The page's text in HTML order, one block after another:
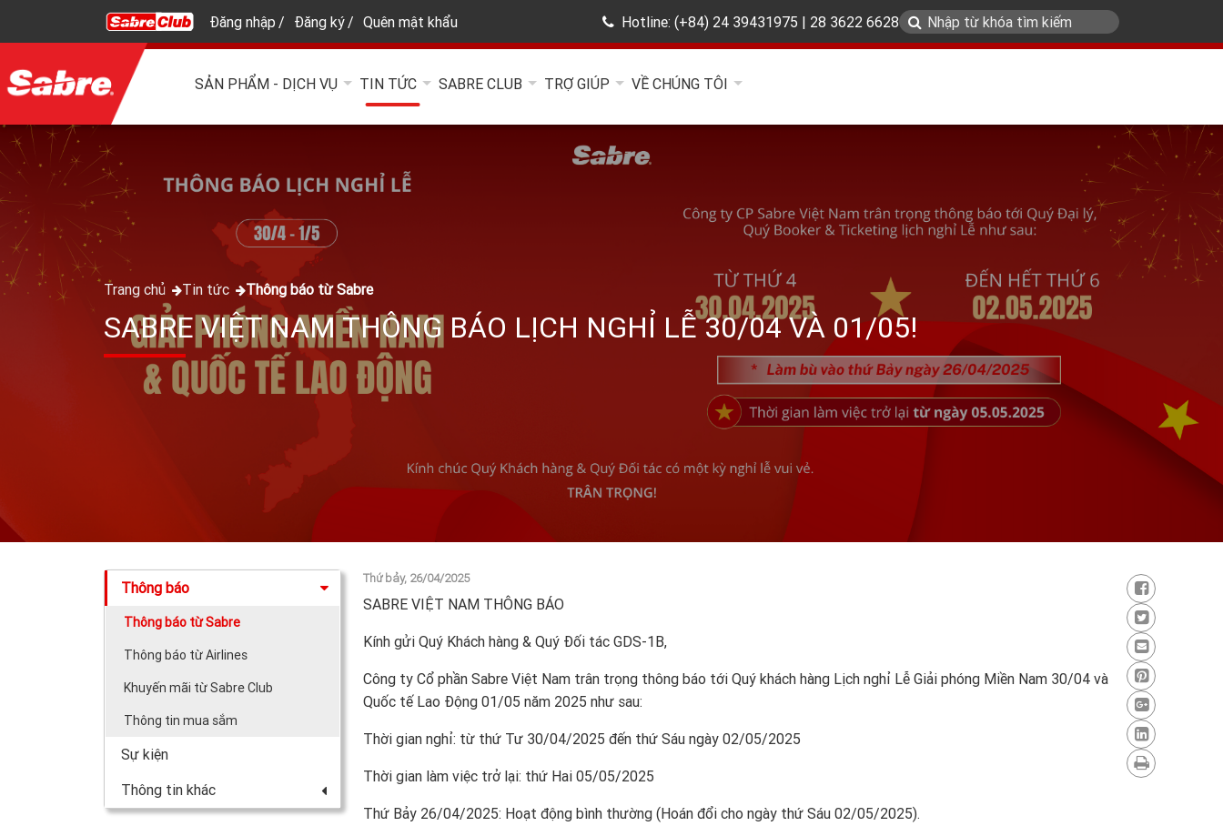
Đăng nhập Đăng ký Quên mật khẩu Hotline: (+84) 24 39431975 | 28 3622 6628
SẢN PHẨM - DỊCH VỤ TIN TỨC SABRE CLUB TRỢ GIÚP VỀ CHÚNG TÔI
Trang chủ Tin tức Thông báo từ Sabre
SABRE VIỆT NAM THÔNG BÁO LỊCH NGHỈ LỄ 30/04 VÀ 01/05!
Thứ bảy, 26/04/2025
SABRE VIỆT NAM THÔNG BÁO
Kính gửi Quý Khách hàng & Quý Đối tác GDS-1B,
Công ty Cổ phần Sabre Việt Nam trân trọng thông báo tới Quý khách hàng Lịch nghỉ Lễ Giải phóng Miền Nam 30/04 và
Quốc tế Lao Động 01/05 năm 2025 như sau:
Thời gian nghỉ: từ thứ Tư 30/04/2025 đến thứ Sáu ngày 02/05/2025
Thời gian làm việc trở lại: thứ Hai 05/05/2025
Thứ Bảy 26/04/2025: Hoạt động bình thường (Hoán đổi cho ngày thứ Sáu 02/05/2025).
Thông báo
Thông báo từ Sabre
Thông báo từ Airlines
Khuyến mãi từ Sabre Club
Thông tin mua sắm
Sự kiện
Thông tin khác